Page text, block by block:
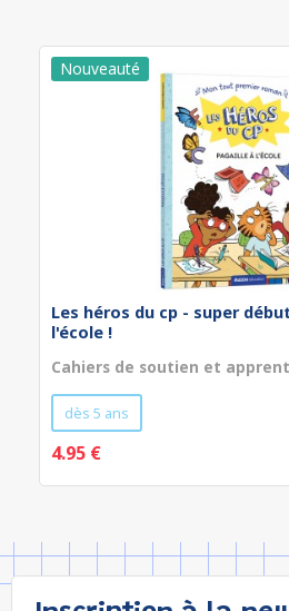
Les héros du cp - super
l'école !
Cahiers de soutien et
dès 5 ans
4.95 €